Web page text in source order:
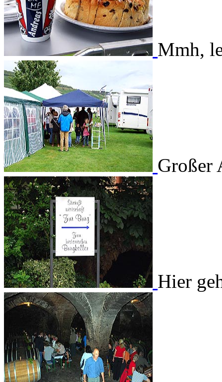
Mmh,
Großer
Hier